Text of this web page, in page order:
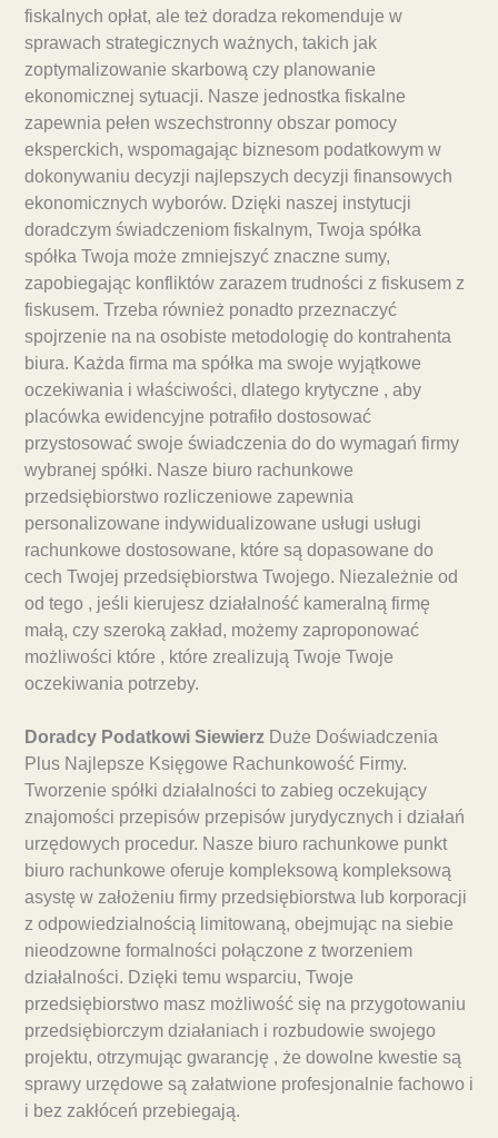
fiskalnych opłat, ale też doradza rekomenduje w
sprawach strategicznych ważnych, takich jak
zoptymalizowanie skarbową czy planowanie
ekonomicznej sytuacji. Nasze jednostka fiskalne
zapewnia pełen wszechstronny obszar pomocy
eksperckich, wspomagając biznesom podatkowym w
dokonywaniu decyzji najlepszych decyzji finansowych
ekonomicznych wyborów. Dzięki naszej instytucji
doradczym świadczeniom fiskalnym, Twoja spółka
spółka Twoja może zmniejszyć znaczne sumy,
zapobiegając konfliktów zarazem trudności z fiskusem z
fiskusem. Trzeba również ponadto przeznaczyć
spojrzenie na na osobiste metodologię do kontrahenta
biura. Każda firma ma spółka ma swoje wyjątkowe
oczekiwania i właściwości, dlatego krytyczne , aby
placówka ewidencyjne potrafiło dostosować
przystosować swoje świadczenia do do wymagań firmy
wybranej spółki. Nasze biuro rachunkowe
przedsiębiorstwo rozliczeniowe zapewnia
personalizowane indywidualizowane usługi usługi
rachunkowe dostosowane, które są dopasowane do
cech Twojej przedsiębiorstwa Twojego. Niezależnie od
od tego , jeśli kierujesz działalność kameralną firmę
małą, czy szeroką zakład, możemy zaproponować
możliwości które , które zrealizują Twoje Twoje
oczekiwania potrzeby.
Doradcy Podatkowi Siewierz Duże Doświadczenia
Plus Najlepsze Księgowe Rachunkowość Firmy.
Tworzenie spółki działalności to zabieg oczekujący
znajomości przepisów przepisów jurydycznych i działań
urzędowych procedur. Nasze biuro rachunkowe punkt
biuro rachunkowe oferuje kompleksową kompleksową
asystę w założeniu firmy przedsiębiorstwa lub korporacji
z odpowiedzialnością limitowaną, obejmując na siebie
nieodzowne formalności połączone z tworzeniem
działalności. Dzięki temu wsparciu, Twoje
przedsiębiorstwo masz możliwość się na przygotowaniu
przedsiębiorczym działaniach i rozbudowie swojego
projektu, otrzymując gwarancję , że dowolne kwestie są
sprawy urzędowe są załatwione profesjonalnie fachowo i
i bez zakłóceń przebiegają.